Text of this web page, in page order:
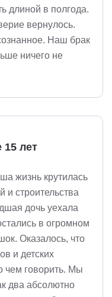
длиной в полгода.
вернулось.
Наш брак
ничего не
15 лет
жизнь крутилась
и строительства
дочь уехала
в огромном
Оказалось, что
и детских
чем говорить. Мы
два абсолютно